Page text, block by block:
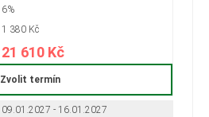
6%
1 380 Kč
21 610 Kč
Zvolit termín
09.01.2027 - 16.01.2027